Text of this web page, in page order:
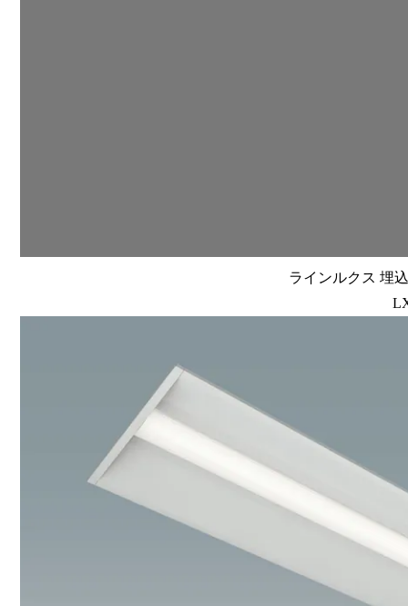
ラインルクス 埋